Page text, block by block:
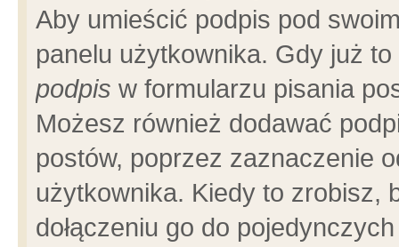
Aby umieścić podpis pod
panelu użytkownika. Gdy już
podpis w formularzu pisania
Możesz również dodawać
postów, poprzez zaznaczenie
użytkownika. Kiedy to zrobisz,
dołączeniu go do